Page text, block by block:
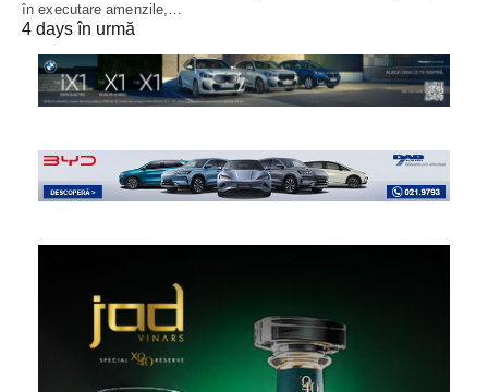
în executare amenzile,…
4 days în urmă